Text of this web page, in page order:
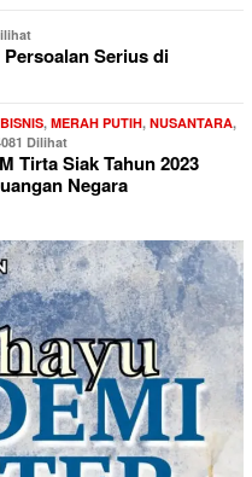
Serius di
, MERAH PUTIH, NUSANTARA,
Dilihat
Tirta Siak Tahun 2023
Negara